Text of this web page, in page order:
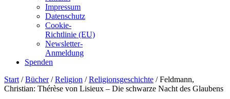
Impressum
Datenschutz
Cookie-
Richtlinie (EU)
Newsletter-
Anmeldung
Spenden
Skip
to
Start /Bücher/Religion /Religionsgeschichte / Feldmann,
Christian: Thérèse von Lisieux – Die schwarze Nacht des Glaubens